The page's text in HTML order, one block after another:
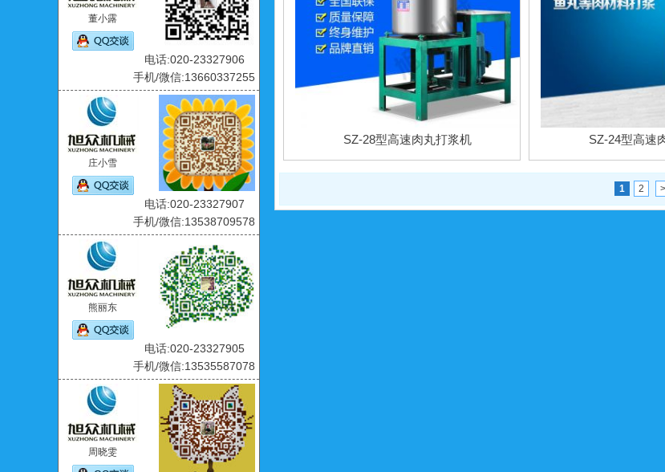
董小露
电话:020-23327906
手机/微信:13660337255
庄小雪
电话:020-23327907
手机/微信:13538709578
熊丽东
电话:020-23327905
手机/微信:13535587078
周晓雯
SZ-28型高速肉丸打浆机 SZ-24型高速
1 2